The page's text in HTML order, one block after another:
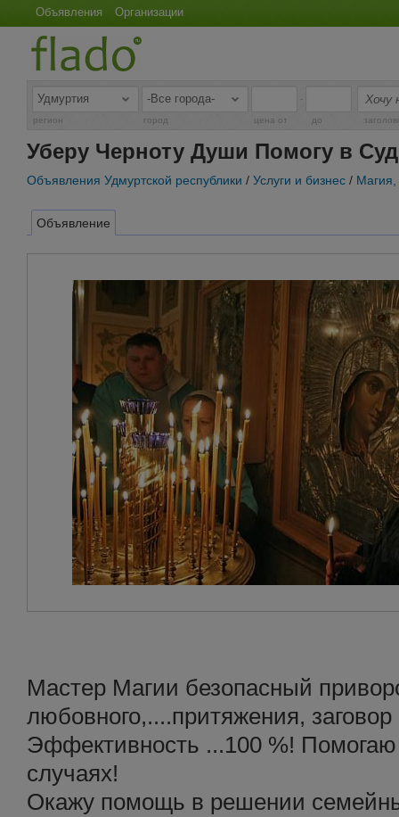
Объявления Организации
-
регион город цена от до
Уберу Черноту Души Помогу в
Объявления Удмуртской республики / Услуги и бизнес / Магия,
Объявление
Мастер Магии безопасный
любовного,....притяжения,
Эффективность ...100 %!
случаях!
Oкажу помощь в решении